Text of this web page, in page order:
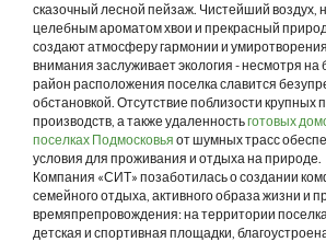
сказочный лесной пейзаж. Чистейший воздух,
целебным ароматом хвои и прекрасный
создают атмосферу гармонии и
внимания заслуживает экология - несмотря на
район расположения поселка славится
обстановкой. Отсутствие поблизости
производств, а также удаленностьготовых
поселках Подмосковья от шумных трасс
условия для проживания и отдыха на природе.
Компания «СИТ» позаботилась о создании
семейного отдыха, активного образа жизни и
времяпрепровождения: на территории
детская и спортивная площадки,